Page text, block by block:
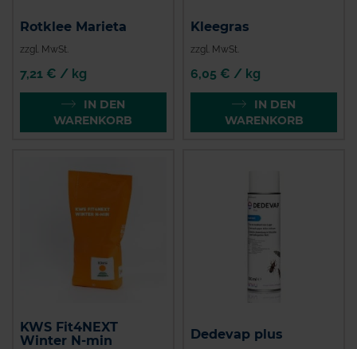
Rotklee Marieta
zzgl. MwSt.
7,21 € / kg
IN DEN
WARENKORB
Kleegras
zzgl. MwSt.
6,05 € / kg
IN DEN
WARENKORB
KWS Fit4NEXT
Winter N-min
Dedevap plus